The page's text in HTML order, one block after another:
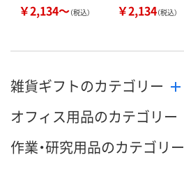
￥2,134～（税込） ￥2,134（税込）
雑貨ギフトのカテゴリー
オフィス用品のカテゴリー
作業・研究用品のカテゴリー